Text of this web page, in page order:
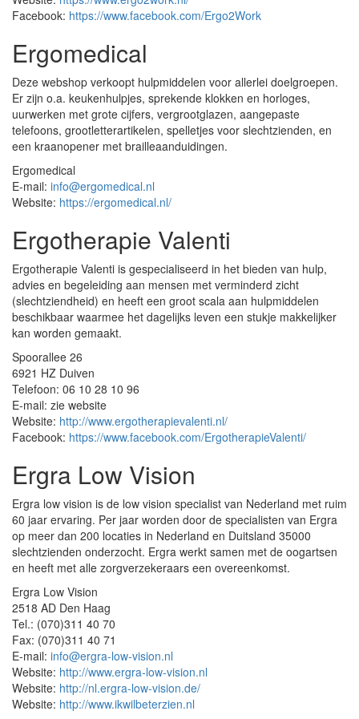
Facebook: https://www.facebook.com/Ergo2Work
Ergomedical
Deze webshop verkoopt hulpmiddelen voor allerlei doelgroepen.
Er zijn o.a. keukenhulpjes, sprekende klokken en horloges,
uurwerken met grote cijfers, vergrootglazen, aangepaste
telefoons, grootletterartikelen, spelletjes voor slechtzienden, en
een kraanopener met brailleaanduidingen.
Ergomedical
E-mail: info@ergomedical.nl
Website: https://ergomedical.nl/
Ergotherapie Valenti
Ergotherapie Valenti is gespecialiseerd in het bieden van hulp,
advies en begeleiding aan mensen met verminderd zicht
(slechtziendheid) en heeft een groot scala aan hulpmiddelen
beschikbaar waarmee het dagelijks leven een stukje makkelijker
kan worden gemaakt.
Spoorallee 26
6921 HZ Duiven
Telefoon: 06 10 28 10 96
E-mail: zie website
Website: http://www.ergotherapievalenti.nl/
Facebook: https://www.facebook.com/ErgotherapieValenti/
Ergra Low Vision
Ergra low vision is de low vision specialist van Nederland met ruim
60 jaar ervaring. Per jaar worden door de specialisten van Ergra
op meer dan 200 locaties in Nederland en Duitsland 35000
slechtzienden onderzocht. Ergra werkt samen met de oogartsen
en heeft met alle zorgverzekeraars een overeenkomst.
Ergra Low Vision
2518 AD Den Haag
Tel.: (070)311 40 70
Fax: (070)311 40 71
E-mail: info@ergra-low-vision.nl
Website: http://www.ergra-low-vision.nl
Website: http://nl.ergra-low-vision.de/
Website: http://www.ikwilbeterzien.nl